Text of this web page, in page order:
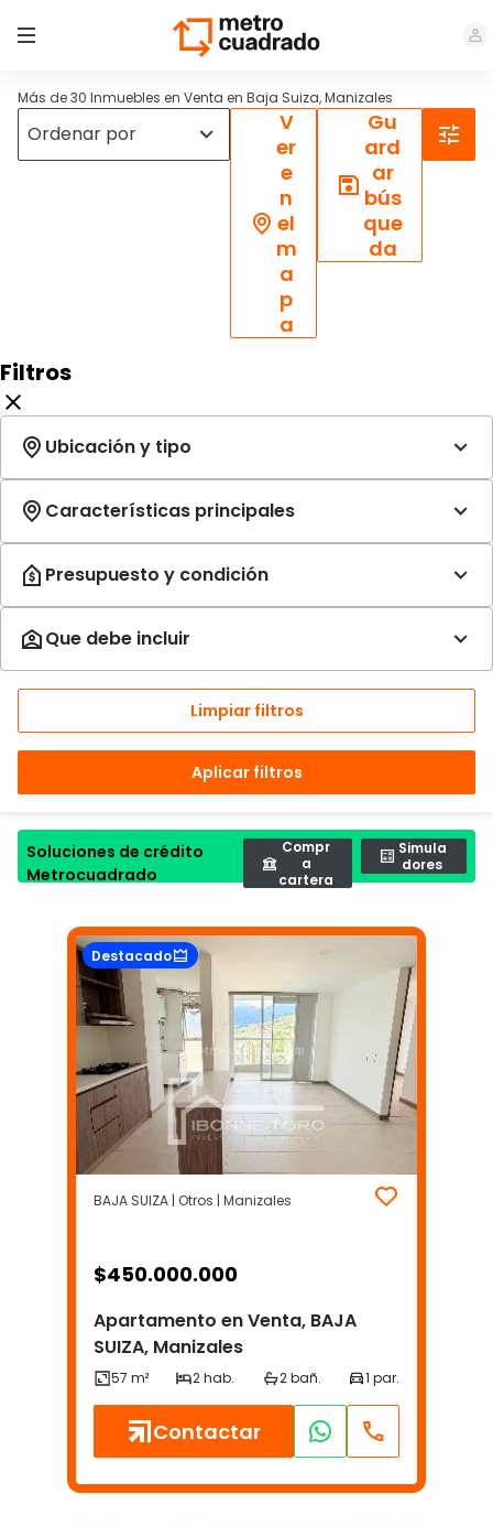
Más de 30 Inmuebles en Venta en Baja Suiza, Manizales
V
er
e
n
el
m
a
p
a
Gu
ard
ar
bús
que
da
Filtros
Limpiar filtros
Aplicar filtros
Soluciones de crédito
Metrocuadrado
Compr
a
cartera
Simula
dores
Destacado
BAJA SUIZA | Otros | Manizales
$450.000.000
Apartamento en Venta, BAJA
SUIZA, Manizales
Contactar